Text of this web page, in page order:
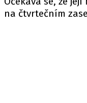
na čtvrtečním